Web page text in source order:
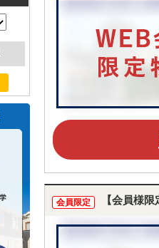
会員限定 【会員様限